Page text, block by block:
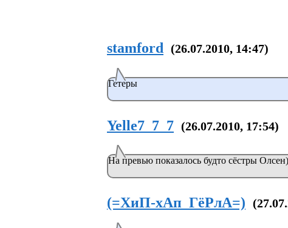
stamford (26.07.2010, 14:47)
Гетеры
Yelle7_7_7 (26.07.2010, 17:54)
На превью показалось будто сёстры
(=ХиП-хАп_ГёРлА=)